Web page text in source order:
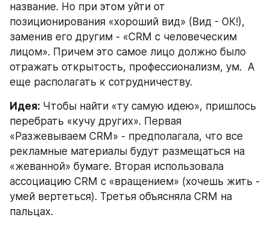
название. Но при этом уйти от
позиционирования «хороший вид» (Вид - ОК!),
заменив его другим - «CRM с человеческим
лицом». Причем это самое лицо должно было
отражать открытость, профессионализм, ум.  А
еще располагать к сотрудничеству.
Идея: Чтобы найти «ту самую идею», пришлось
перебрать «кучу других». Первая
«Разжевываем CRM» - предполагала, что все
рекламные материалы будут размещаться на
«жеванной» бумаге. Вторая использовала
ассоциацию CRM c «вращением» (хочешь жить -
умей вертеться). Третья объясняла CRM на
пальцах.